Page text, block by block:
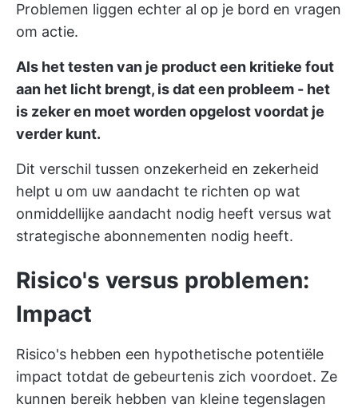
Problemen liggen echter al op je bord en vragen
om actie.
Als het testen van je product een kritieke fout
aan het licht brengt, is dat een probleem - het
is zeker en moet worden opgelost voordat je
verder kunt.
Dit verschil tussen onzekerheid en zekerheid
helpt u om uw aandacht te richten op wat
onmiddellijke aandacht nodig heeft versus wat
strategische abonnementen nodig heeft.
Risico's versus problemen:
Impact
Risico's hebben een hypothetische potentiële
impact totdat de gebeurtenis zich voordoet. Ze
kunnen bereik hebben van kleine tegenslagen